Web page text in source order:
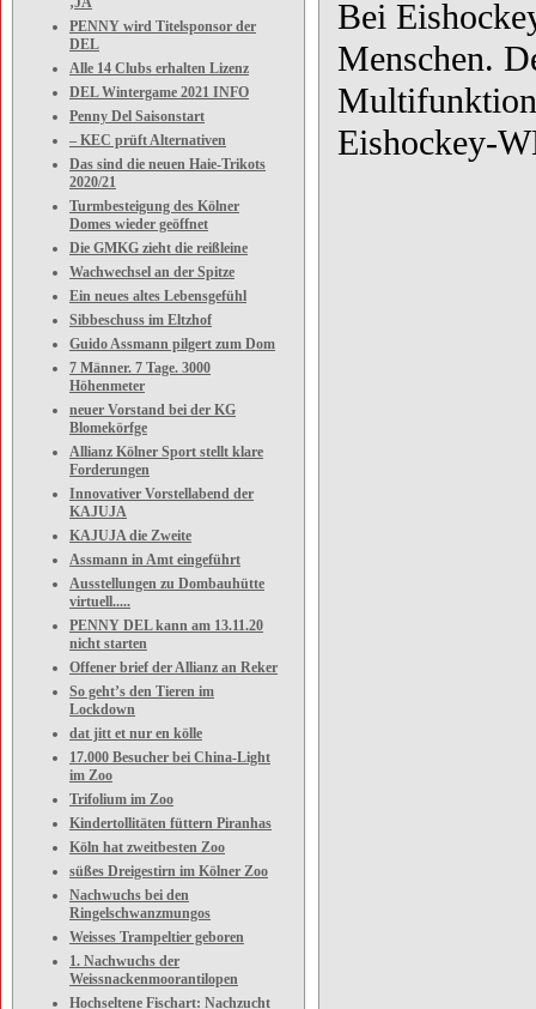
PENNY wird Titelsponsor der
DEL
Alle 14 Clubs erhalten Lizenz
DEL Wintergame 2021 INFO
Penny Del Saisonstart
– KEC prüft Alternativen
Das sind die neuen Haie-Trikots
2020/21
Turmbesteigung des Kölner
Domes wieder geöffnet
Die GMKG zieht die reißleine
Wachwechsel an der Spitze
Ein neues altes Lebensgefühl
Sibbeschuss im Eltzhof
Guido Assmann pilgert zum Dom
7 Männer. 7 Tage. 3000
Höhenmeter
neuer Vorstand bei der KG
Blomekörfge
Allianz Kölner Sport stellt klare
Forderungen
Innovativer Vorstellabend der
KAJUJA
KAJUJA die Zweite
Assmann in Amt eingeführt
Ausstellungen zu Dombauhütte
virtuell.....
PENNY DEL kann am 13.11.20
nicht starten
Offener brief der Allianz an Reker
So geht’s den Tieren im
Lockdown
dat jitt et nur en kölle
17.000 Besucher bei China-Light
im Zoo
Trifolium im Zoo
Kindertollitäten füttern Piranhas
Köln hat zweitbesten Zoo
süßes Dreigestirn im Kölner Zoo
Nachwuchs bei den
Ringelschwanzmungos
Weisses Trampeltier geboren
1. Nachwuchs der
Weissnackenmoorantilopen
Hochseltene Fischart: Nachzucht
Bei
Menschen.
Eishockey-